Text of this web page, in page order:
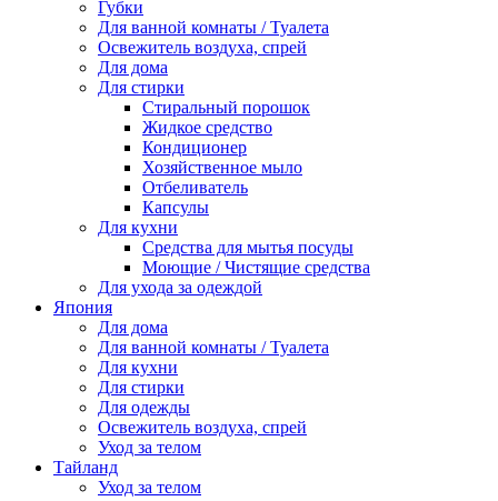
Губки
Для ванной комнаты / Туалета
Освежитель воздуха, спрей
Для дома
Для стирки
Стиральный порошок
Жидкое средство
Кондиционер
Хозяйственное мыло
Отбеливатель
Капсулы
Для кухни
Средства для мытья посуды
Моющие / Чистящие средства
Для ухода за одеждой
Япония
Для дома
Для ванной комнаты / Туалета
Для кухни
Для стирки
Для одежды
Освежитель воздуха, спрей
Уход за телом
Тайланд
Уход за телом